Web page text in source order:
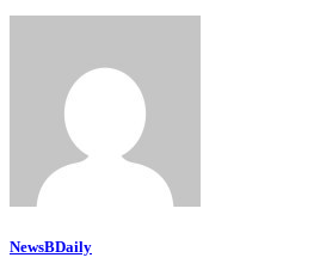
NewsBDaily